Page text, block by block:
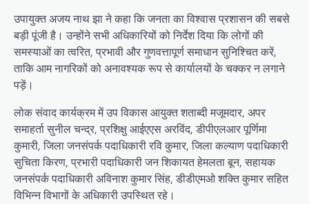
उपायुक्त अजय नाथ झा ने कहा कि जनता का विश्वास प्रशासन की सबसे
बड़ी पूंजी है। उन्होंने सभी अधिकारियों को निर्देश दिया कि लोगों की
समस्याओं का त्वरित, प्रभावी और गुणवत्तापूर्ण समाधान सुनिश्चित करें,
ताकि आम नागरिकों को अनावश्यक रूप से कार्यालयों के चक्कर न लगाने
पड़ें।
लोक संवाद कार्यक्रम में उप विकास आयुक्त शताब्दी मजूमदार, अपर
समाहर्ता सुनील चन्द्र, प्रशिक्षु आईएएस अरविंद, डीपीएलआर पूर्णिमा
कुमारी, जिला जनसंपर्क पदाधिकारी रवि कुमार, जिला कल्याण पदाधिकारी
सुचिता किरण, प्रभारी पदाधिकारी जन शिकायत हेमलता बून, सहायक
जनसंपर्क पदाधिकारी अविनाश कुमार सिंह, डीडीएमओ शक्ति कुमार सहित
विभिन्न विभागों के अधिकारी उपस्थित रहे।